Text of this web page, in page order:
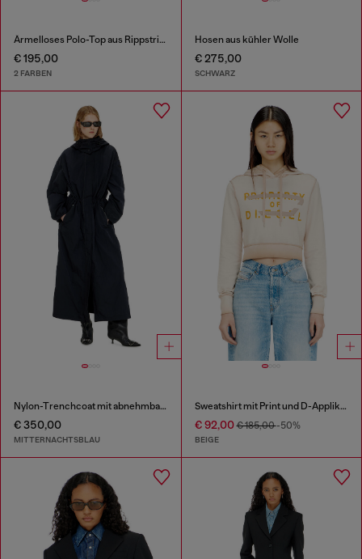
Ärmelloses Polo-Top aus Rippstrick mit Seidenmix
€ 195,00
2 FARBEN
Hosen aus kühler Wolle
€ 275,00
SCHWARZ
Nylon-Trenchcoat mit abnehmbarer Kapuze
€ 350,00
MITTERNACHTSBLAU
Sweatshirt mit Print und D-Applikation
€ 92,00€ 185,00-50%
BEIGE